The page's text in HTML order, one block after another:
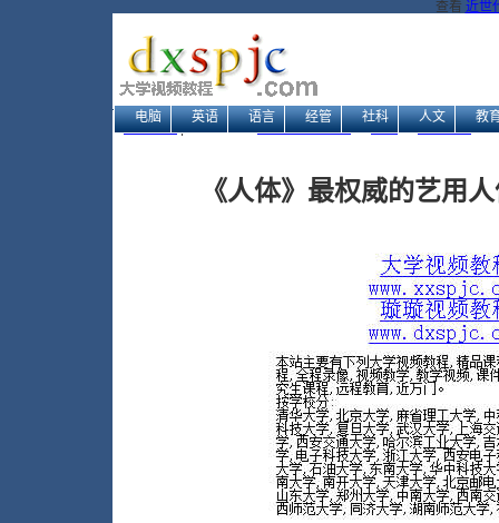
查看 近世
电脑 英语 语言 经管 社科 人文 教
网站地图| 当前位置：大学视频教程网→文艺→绘画美术→
《人体》最权威的艺用